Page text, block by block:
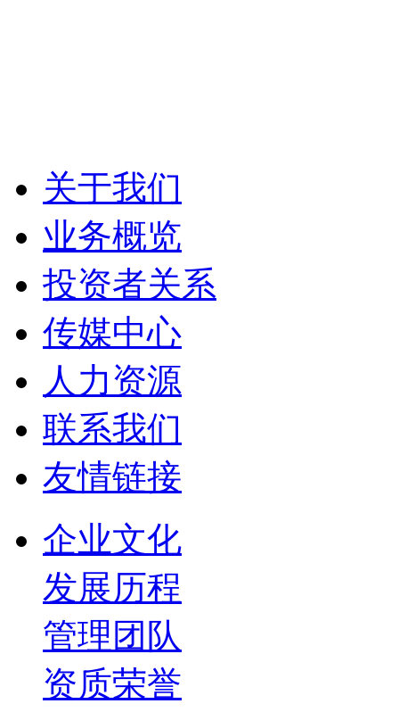
关于我们
业务概览
投资者关系
传媒中心
人力资源
联系我们
友情链接
企业文化
发展历程
管理团队
资质荣誉